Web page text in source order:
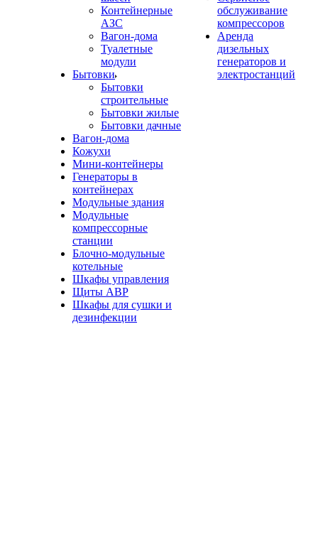
Контейнерные
АЗС
Вагон-дома
Туалетные
модули
Бытовки
Бытовки
строительные
Бытовки жилые
Бытовки дачные
Вагон-дома
Кожухи
Мини-контейнеры
Генераторы в
контейнерах
Модульные здания
Модульные
компрессорные
станции
Блочно-модульные
котельные
Шкафы управления
Щиты АВР
Шкафы для сушки и
дезинфекции
обслуживание
компрессоров
Аренда
дизельных
генераторов и
электростанций